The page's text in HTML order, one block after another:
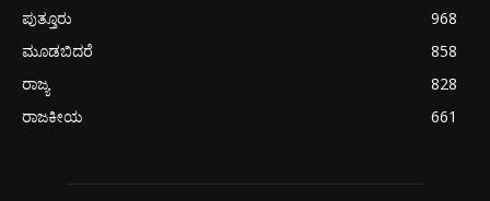
ಪುತ್ತೂರು
968
ಮೂಡಬಿದರೆ
858
ರಾಜ್ಯ
828
ರಾಜಕೀಯ
661